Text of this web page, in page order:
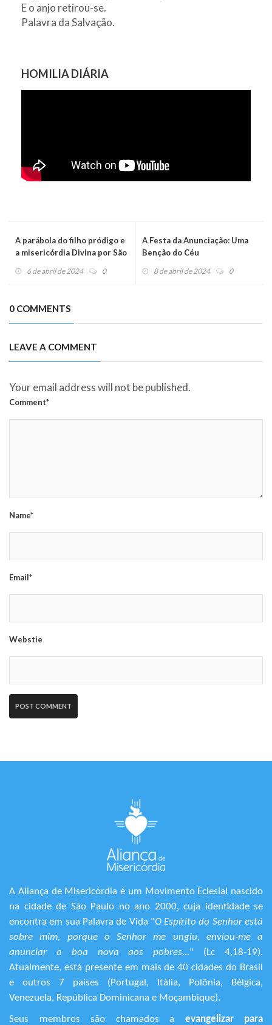
E o anjo retirou-se.
Palavra da Salvação.
HOMILIA DIÁRIA
A parábola do filho pródigo e
a misericórdia Divina por São
6 de abril de 2024 0
A Festa da Anunciação: Uma
Benção do Céu
8 de abril de 2024 0
0 COMMENTS
LEAVE A COMMENT
Your email address will not be published.
Comment*
Name*
Email*
Webstie
A Aliança de Misericórdia é um Movimento Eclesial nascido
na cidade de São Paulo no ano 2000, cuja identidade se
encontra em sua Palavra de Vida "O Espírito do Senhor está
sobre mim, porque o Senhor me ungiu, enviou-me a
anunciar a boa nova aos pobres..." (Lc 4,18-19).
Atualmente, está presente em mais de 40 cidades do Brasil
e outros 7 países (Portugal, Itália, Polônia, Bélgica,
Venezuela, República Dominicana e Moçambique).
Seus membros são chamados a evangelizar para